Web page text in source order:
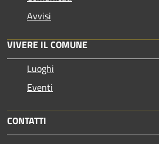
Avvisi
VIVERE IL COMUNE
Luoghi
Eventi
CONTATTI